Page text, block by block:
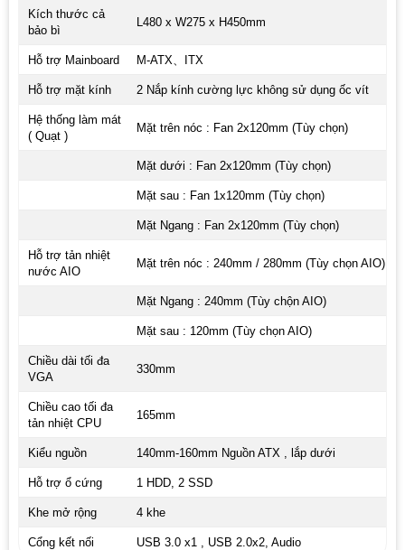
Kích thước cả
bảo bì
L480 x W275 x H450mm
Hỗ trợ Mainboard M-ATX、ITX
Hỗ trợ mặt kính 2 Nắp kính cường lực không sử dụng ốc vít
Hệ thống làm mát
( Quạt )
Mặt trên nóc : Fan 2x120mm (Tùy chọn)
Mặt dưới : Fan 2x120mm (Tùy chọn)
Mặt sau : Fan 1x120mm (Tùy chọn)
Mặt Ngang : Fan 2x120mm (Tùy chọn)
Hỗ trợ tản nhiệt
nước AIO
Mặt trên nóc : 240mm / 280mm (Tùy chọn AIO)
Mặt Ngang : 240mm (Tùy chộn AIO)
Mặt sau : 120mm (Tùy chọn AIO)
Chiều dài tối đa
VGA
330mm
Chiều cao tối đa
tản nhiệt CPU
165mm
Kiểu nguồn 140mm-160mm Nguồn ATX , lắp dưới
Hỗ trợ ổ cứng 1 HDD, 2 SSD
Khe mở rộng 4 khe
Cổng kết nối USB 3.0 x1 , USB 2.0x2, Audio